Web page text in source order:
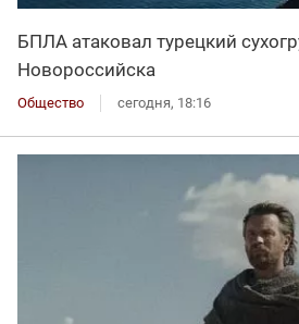
БПЛА атаковал турецкий
Новороссийска
Общество сегодня, 18:16